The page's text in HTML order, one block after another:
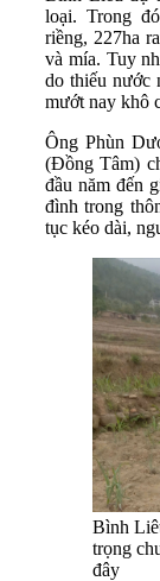
loại. Trong
riềng, 227ha
và mía. Tuy
do thiếu nước
mướt nay khô
Ông Phùn
(Đồng Tâm)
đầu năm đến
đình trong
tục kéo dài,
Bình
trọng
đây